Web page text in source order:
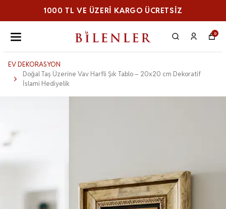
1000 TL VE ÜZERI KARGO ÜCRETSİZ
0
EV DEKORASYON
Doğal Taş Üzerine Vav Harfli Şık Tablo – 20x20 cm Dekoratif
İslami Hediyelik